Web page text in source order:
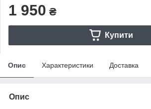
1 950 ₴
Купити
Опис Характеристики Доставка
Опис